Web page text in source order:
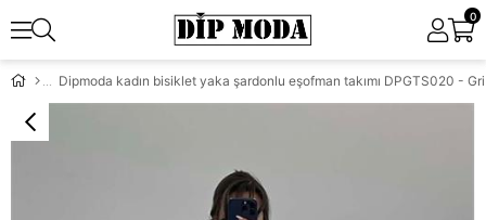
0
Dipmoda kadın bisiklet yaka şardonlu eşofman takımı DPGTS020 - Gri